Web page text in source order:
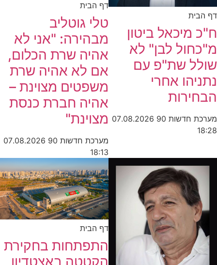
דף הבית
ח"כ מיכאל ביטון
מ"כחול לבן" לא
שולל שת"פ עם
נתניהו אחרי
הבחירות
מערכת חדשות 90
07.08.2026
18:28
דף הבית
טלי גוטליב
מבהירה: "אני לא
אהיה שרת הכלום,
אם לא אהיה שרת
משפטים מצוינת –
אהיה חברת כנסת
מצוינת"
מערכת חדשות 90
07.08.2026
18:13
דף הבית
התפתחות בחקירת
הקטטה באצטדיון